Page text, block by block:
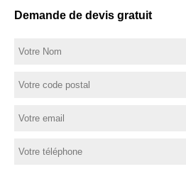
Demande de devis gratuit